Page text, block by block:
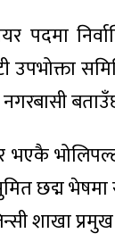
पदमा
उपभोक्ता
भएकै
छद्म
शाखा